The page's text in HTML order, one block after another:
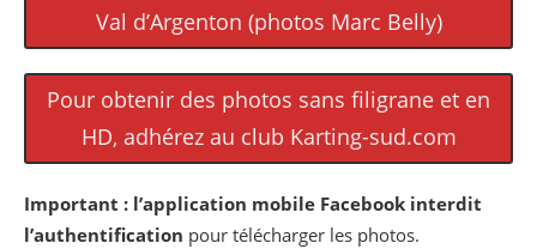
Val d’Argenton (photos Marc Belly)
Pour obtenir des photos sans filigrane et en
HD, adhérez au club Karting-sud.com
Important : l’application mobile Facebook interdit
l’authentification pour télécharger les photos.